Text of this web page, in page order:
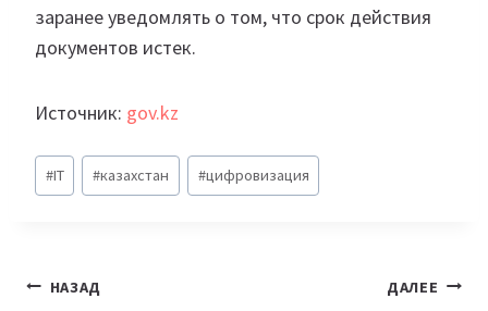
заранее уведомлять о том, что срок действия
документов истек.
Источник: gov.kz
Метки
записи:
#IT #казахстан #цифровизация
Навигация
НАЗАД ДАЛЕЕ